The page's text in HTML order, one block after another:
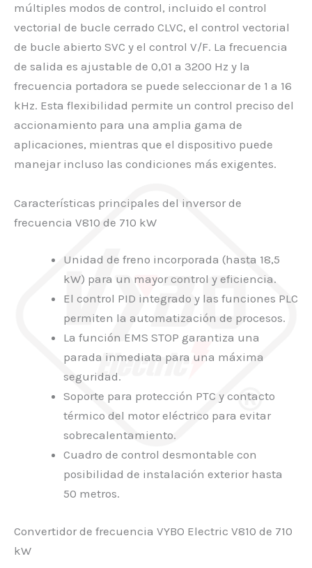
múltiples modos de control, incluido el control
vectorial de bucle cerrado CLVC, el control vectorial
de bucle abierto SVC y el control V/F. La frecuencia
de salida es ajustable de 0,01 a 3200 Hz y la
frecuencia portadora se puede seleccionar de 1 a 16
kHz. Esta flexibilidad permite un control preciso del
accionamiento para una amplia gama de
aplicaciones, mientras que el dispositivo puede
manejar incluso las condiciones más exigentes.
Características principales del inversor de
frecuencia V810 de 710 kW
Unidad de freno incorporada (hasta 18,5
kW) para un mayor control y eficiencia.
El control PID integrado y las funciones PLC
permiten la automatización de procesos.
La función EMS STOP garantiza una
parada inmediata para una máxima
seguridad.
Soporte para protección PTC y contacto
térmico del motor eléctrico para evitar
sobrecalentamiento.
Cuadro de control desmontable con
posibilidad de instalación exterior hasta
50 metros.
Convertidor de frecuencia VYBO Electric V810 de 710
kW